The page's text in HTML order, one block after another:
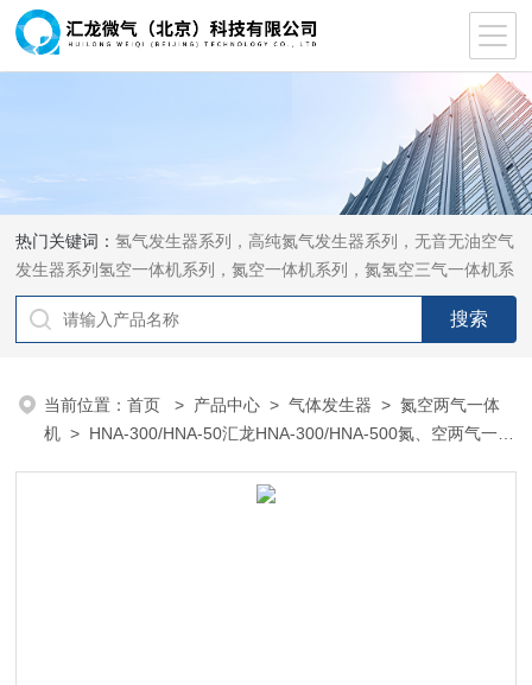
热门关键词：氢气发生器系列，高纯氮气发生器系列，无音无油空气
发生器系列氢空一体机系列，氮空一体机系列，氮氢空三气一体机系
列，气体净化器系列，代理日本DKK-TOA水质分析，水质检测仪
器，代理南韩SitekPH/离子计，DO计，电导计，多功能计，PH/DO/
当前位置：首页 > 产品中心 >气体发生器 >氮空两气一体
机 > HNA-300/HNA-50汇龙HNA-300/HNA-500氮、空两气一体